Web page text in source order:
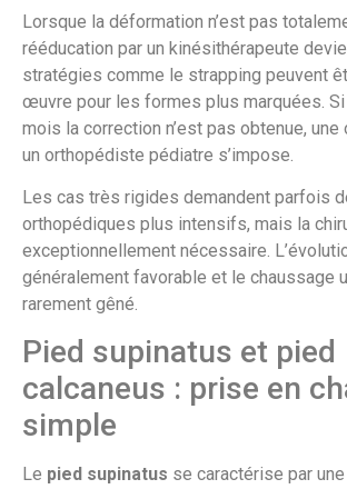
Lorsque la déformation n’est pas
rééducation par un kinésithérapeute
stratégies comme le strapping peuvent
œuvre pour les formes plus marquées.
mois la correction n’est pas obtenue,
un orthopédiste pédiatre s’impose.
Les cas très rigides demandent parfois
orthopédiques plus intensifs, mais la
exceptionnellement nécessaire.
généralement favorable et le chaussage
rarement gêné.
Pied supinatus et pied
calcaneus : prise en
simple
Le pied supinatus se caractérise par